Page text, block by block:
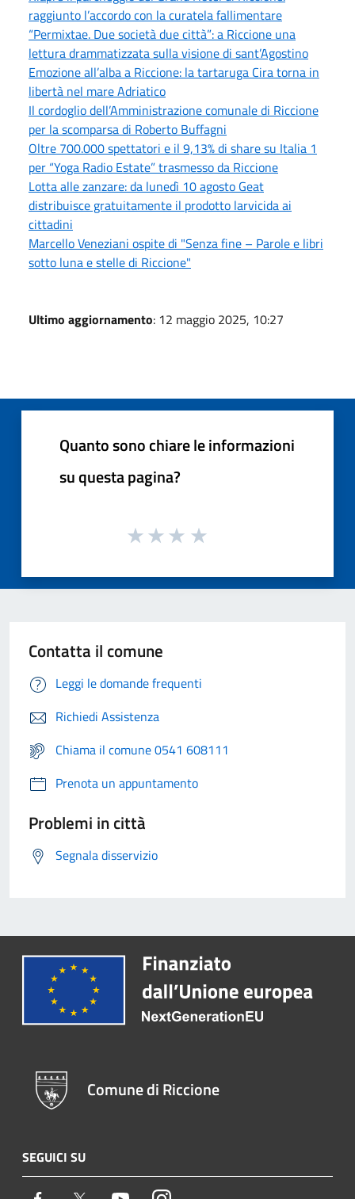
raggiunto l’accordo con la curatela fallimentare
“Permixtae. Due società due città”: a Riccione una
lettura drammatizzata sulla visione di sant’Agostino
Emozione all’alba a Riccione: la tartaruga Cira torna in
libertà nel mare Adriatico
Il cordoglio dell’Amministrazione comunale di Riccione
per la scomparsa di Roberto Buffagni
Oltre 700.000 spettatori e il 9,13% di share su Italia 1
per “Yoga Radio Estate” trasmesso da Riccione
Lotta alle zanzare: da lunedì 10 agosto Geat
distribuisce gratuitamente il prodotto larvicida ai
cittadini
Marcello Veneziani ospite di "Senza fine – Parole e libri
sotto luna e stelle di Riccione"
Ultimo aggiornamento: 12 maggio 2025, 10:27
Quanto sono chiare le informazioni
su questa pagina?
Contatta il comune
Leggi le domande frequenti
Richiedi Assistenza
Chiama il comune 0541 608111
Prenota un appuntamento
Problemi in città
Segnala disservizio
Comune di Riccione
SEGUICI SU